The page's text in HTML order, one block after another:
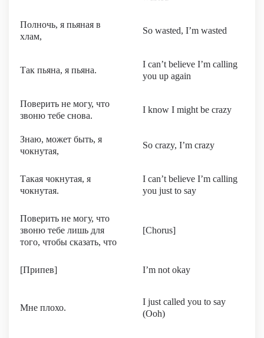
Полночь, я пьяная в
хлам,
So wasted, I’m wasted
Так пьяна, я пьяна.
I can’t believe I’m calling
you up again
Поверить не могу, что
звоню тебе снова.
I know I might be crazy
Знаю, может быть, я
чокнутая,
So crazy, I’m crazy
Такая чокнутая, я
чокнутая.
I can’t believe I’m calling
you just to say
Поверить не могу, что
звоню тебе лишь для
того, чтобы сказать, что
[Chorus]
[Припев] I’m not okay
Мне плохо.
I just called you to say
(Ooh)